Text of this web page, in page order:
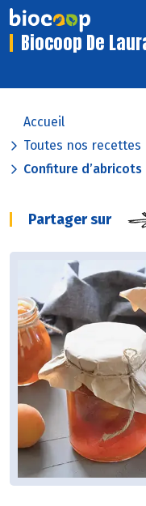
Biocoop De
Accueil
Toutes nos recettes
Confiture
Partager sur